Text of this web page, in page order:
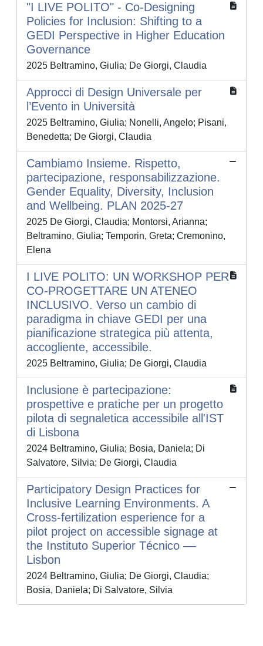
"I LIVE POLITO" - Co-Designing
Policies for Inclusion: Shifting to a
GEDI Perspective in Higher Education
Governance
2025 Beltramino, Giulia; De Giorgi, Claudia
Approcci di Design Universale per
l’Evento in Università
2025 Beltramino, Giulia; Nonelli, Angelo; Pisani,
Benedetta; De Giorgi, Claudia
Cambiamo Insieme. Rispetto,
partecipazione, responsabilizzazione.
Gender Equality, Diversity, Inclusion
and Wellbeing. PLAN 2025-27
2025 De Giorgi, Claudia; Montorsi, Arianna;
Beltramino, Giulia; Temporin, Greta; Cremonino,
Elena
I LIVE POLITO: UN WORKSHOP PER
CO-PROGETTARE UN ATENEO
INCLUSIVO. Verso un cambio di
paradigma in chiave GEDI per una
pianificazione strategica più attenta,
accogliente, accessibile.
2025 Beltramino, Giulia; De Giorgi, Claudia
Inclusione è partecipazione:
prospettive e pratiche per un progetto
pilota di segnaletica accessibile all'IST
di Lisbona
2024 Beltramino, Giulia; Bosia, Daniela; Di
Salvatore, Silvia; De Giorgi, Claudia
Participatory Design Practices for
Inclusive Learning Environments. A
Cross-fertilization esperience for a
pilot project on accessible signage at
the Instituto Superior Técnico ––
Lisbon
2024 Beltramino, Giulia; De Giorgi, Claudia;
Bosia, Daniela; Di Salvatore, Silvia